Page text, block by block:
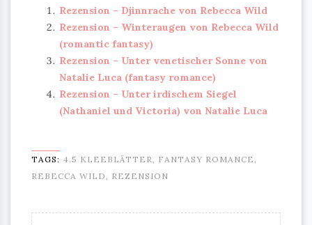
Rezension – Djinnrache von Rebecca Wild
Rezension – Winteraugen von Rebecca Wild
(romantic fantasy)
Rezension – Unter venetischer Sonne von
Natalie Luca (fantasy romance)
Rezension – Unter irdischem Siegel
(Nathaniel und Victoria) von Natalie Luca
TAGS: 4.5 KLEEBLÄTTER, FANTASY ROMANCE,
REBECCA WILD, REZENSION